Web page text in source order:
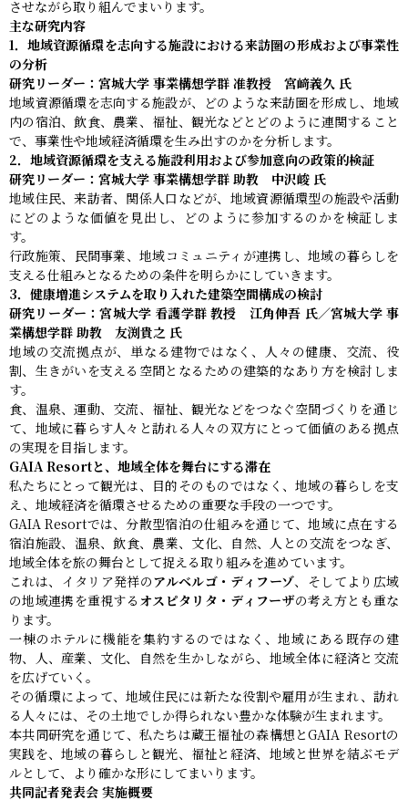
させながら取り組んでまいります。
主な研究内容
1．地域資源循環を志向する施設における来訪圏の形成および事業性
の分析
研究リーダー：宮城大学 事業構想学群 准教授 宮﨑義久 氏
地域資源循環を志向する施設が、どのような来訪圏を形成し、地域
内の宿泊、飲食、農業、福祉、観光などとどのように連関すること
で、事業性や地域経済循環を生み出すのかを分析します。
2．地域資源循環を支える施設利用および参加意向の政策的検証
研究リーダー：宮城大学 事業構想学群 助教 中沢峻 氏
地域住民、来訪者、関係人口などが、地域資源循環型の施設や活動
にどのような価値を見出し、どのように参加するのかを検証しま
す。
行政施策、民間事業、地域コミュニティが連携し、地域の暮らしを
支える仕組みとなるための条件を明らかにしていきます。
3．健康増進システムを取り入れた建築空間構成の検討
研究リーダー：宮城大学 看護学群 教授 江角伸吾 氏／宮城大学 事
業構想学群 助教 友渕貴之 氏
地域の交流拠点が、単なる建物ではなく、人々の健康、交流、役
割、生きがいを支える空間となるための建築的なあり方を検討しま
す。
食、温泉、運動、交流、福祉、観光などをつなぐ空間づくりを通じ
て、地域に暮らす人々と訪れる人々の双方にとって価値のある拠点
の実現を目指します。
GAIA Resortと、地域全体を舞台にする滞在
私たちにとって観光は、目的そのものではなく、地域の暮らしを支
え、地域経済を循環させるための重要な手段の一つです。
GAIA Resortでは、分散型宿泊の仕組みを通じて、地域に点在する
宿泊施設、温泉、飲食、農業、文化、自然、人との交流をつなぎ、
地域全体を旅の舞台として捉える取り組みを進めています。
これは、イタリア発祥のアルベルゴ・ディフーゾ、そしてより広域
の地域連携を重視する オスピタリタ・ディフーザの考え方とも重な
ります。
一棟のホテルに機能を集約するのではなく、地域にある既存の建
物、人、産業、文化、自然を生かしながら、地域全体に経済と交流
を広げていく。
その循環によって、地域住民には新たな役割や雇用が生まれ、訪れ
る人々には、その土地でしか得られない豊かな体験が生まれます。
本共同研究を通じて、私たちは蔵王福祉の森構想とGAIA Resortの
実践を、地域の暮らしと観光、福祉と経済、地域と世界を結ぶモデ
ルとして、より確かな形にしてまいります。
共同記者発表会 実施概要